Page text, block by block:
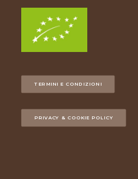
TERMINI E CONDIZIONI
PRIVACY & COOKIE POLICY